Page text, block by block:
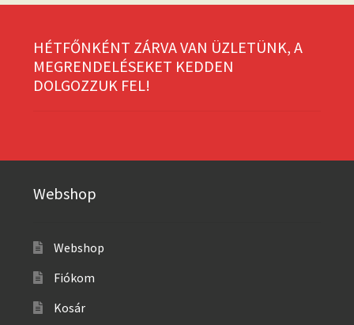
HÉTFŐNKÉNT ZÁRVA VAN ÜZLETÜNK, A
MEGRENDELÉSEKET KEDDEN
DOLGOZZUK FEL!
Webshop
Webshop
Fiókom
Kosár